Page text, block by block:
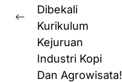
Previous
post:
Dibekali
Kurikulum
Kejuruan
Industri Kopi
Dan Agrowisata!